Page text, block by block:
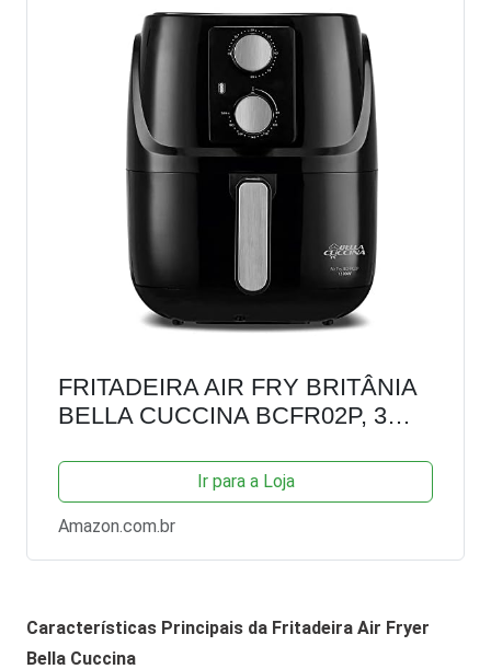
FRITADEIRA AIR FRY BRITÂNIA
BELLA CUCCINA BCFR02P, 3
Ir para a Loja
Amazon.com.br
Características Principais da Fritadeira Air Fryer
Bella Cuccina